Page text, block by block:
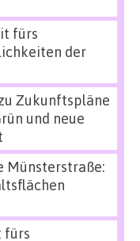
fürs
der
Zukunftspläne
und neue
Münsterstraße:
fürs